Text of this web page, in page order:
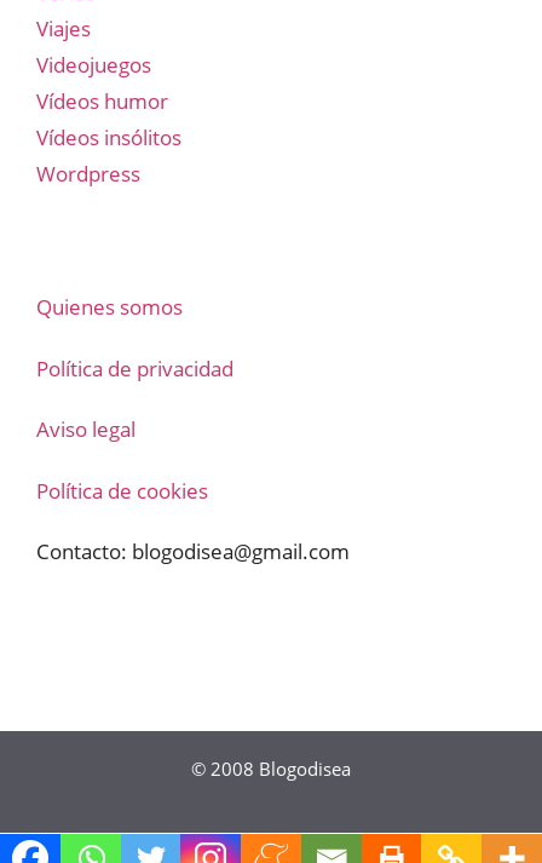
Viajes
Videojuegos
Vídeos humor
Vídeos insólitos
Wordpress
Quienes somos
Política de privacidad
Aviso legal
Política de cookies
Contacto: blogodisea@gmail.com
© 2008 Blogodisea